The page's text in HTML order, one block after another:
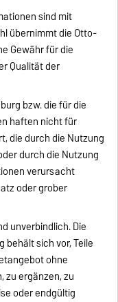
sind mit
übernimmt die Otto-
Gewähr für die
Qualität der
bzw. die für die
haften nicht für
die durch die Nutzung
durch die Nutzung
verursacht
oder grober
unverbindlich. Die
sich vor, Teile
ohne
zu ergänzen, zu
oder endgültig